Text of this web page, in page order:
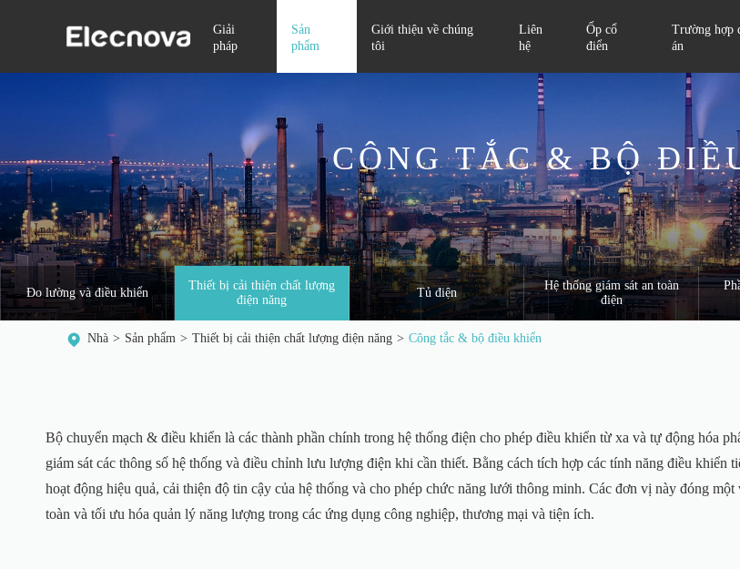
Giải
pháp
Sản
phẩm
Giới thiệu về chúng
tôi
Liên
hệ
Ốp cổ
điển
Trường hợp
án
CÔNG TẮC & BỘ
Đo lường và điều khiển
Thiết bị cải thiện chất lượng
điện năng
Tủ điện
Hệ thống giám sát an toàn
điện
Nhà Sản phẩm Thiết bị cải thiện chất lượng điện năng Công tắc & bộ điều khiển
Bộ chuyển mạch & điều khiển là các thành phần chính trong hệ thống điện cho phép điều khiển từ xa và tự động hóa
giám sát các thông số hệ thống và điều chỉnh lưu lượng điện khi cần thiết. Bằng cách tích hợp các tính năng điều
hoạt động hiệu quả, cải thiện độ tin cậy của hệ thống và cho phép chức năng lưới thông minh. Các đơn vị này đóng
toàn và tối ưu hóa quản lý năng lượng trong các ứng dụng công nghiệp, thương mại và tiện ích.